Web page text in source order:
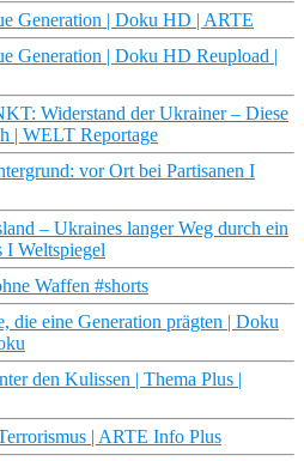
Generation | Doku HD | ARTE
Generation | Doku HD Reupload |
Widerstand der Ukrainer – Diese
| WELT Reportage
vor Ort bei Partisanen I
– Ukraines langer Weg durch ein
I Weltspiegel
Waffen #shorts
die eine Generation prägten | Doku
den Kulissen | Thema Plus |
| ARTE Info Plus